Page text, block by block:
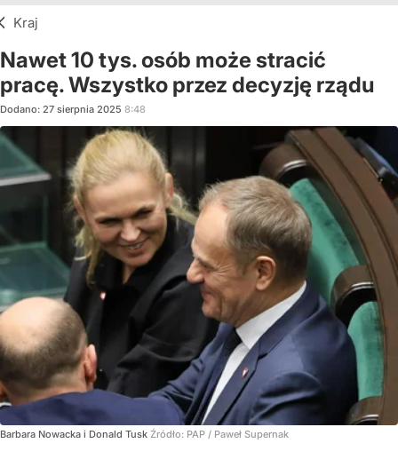
Kraj
Nawet 10 tys. osób może stracić
pracę. Wszystko przez decyzję rządu
Dodano: 27 sierpnia 2025 8:48
Barbara Nowacka i Donald Tusk Źródło: PAP / Paweł Supernak